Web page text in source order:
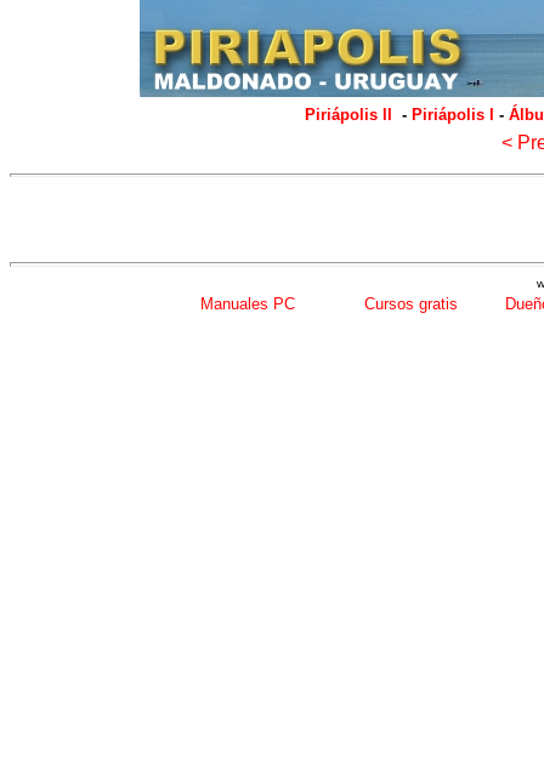
Piriápolis II - Piriápolis I -
<
Manuales PC Cursos gratis